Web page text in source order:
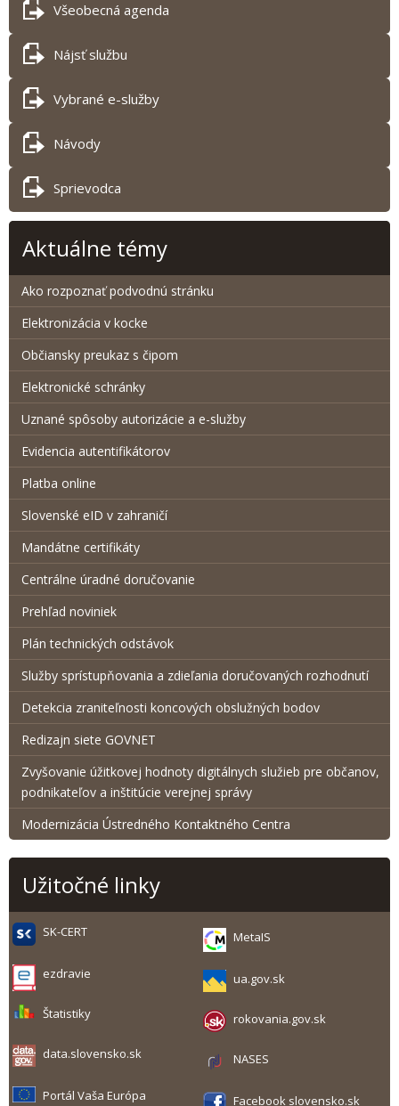
Všeobecná agenda
Nájsť službu
Vybrané e-služby
Návody
Sprievodca
Aktuálne témy
Ako rozpoznať podvodnú stránku
Elektronizácia v kocke
Občiansky preukaz s čipom
Elektronické schránky
Uznané spôsoby autorizácie a e-služby
Evidencia autentifikátorov
Platba online
Slovenské eID v zahraničí
Mandátne certifikáty
Centrálne úradné doručovanie
Prehľad noviniek
Plán technických odstávok
Služby sprístupňovania a zdieľania doručovaných rozhodnutí
Detekcia zraniteľnosti koncových obslužných bodov
Redizajn siete GOVNET
Zvyšovanie úžitkovej hodnoty digitálnych služieb pre občanov,
podnikateľov a inštitúcie verejnej správy
Modernizácia Ústredného Kontaktného Centra
Užitočné linky
SK-CERT MetaIS
ezdravie ua.gov.sk
Štatistiky rokovania.gov.sk
data.slovensko.sk NASES
Portál Vaša Európa Facebook slovensko.sk